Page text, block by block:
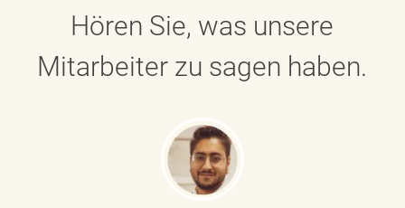
Hören Sie, was unsere
Mitarbeiter zu sagen haben.